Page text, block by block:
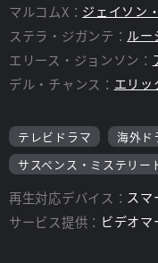
マルコムX： ジェイソン
ステラ・ジガンテ： ルー
エリース・ジョンソン：
デル・チャンス： エリッ
テレビドラマ 海外ド
サスペンス・ミステリー
再生対応デバイス： スマ
サービス提供： ビデオマ